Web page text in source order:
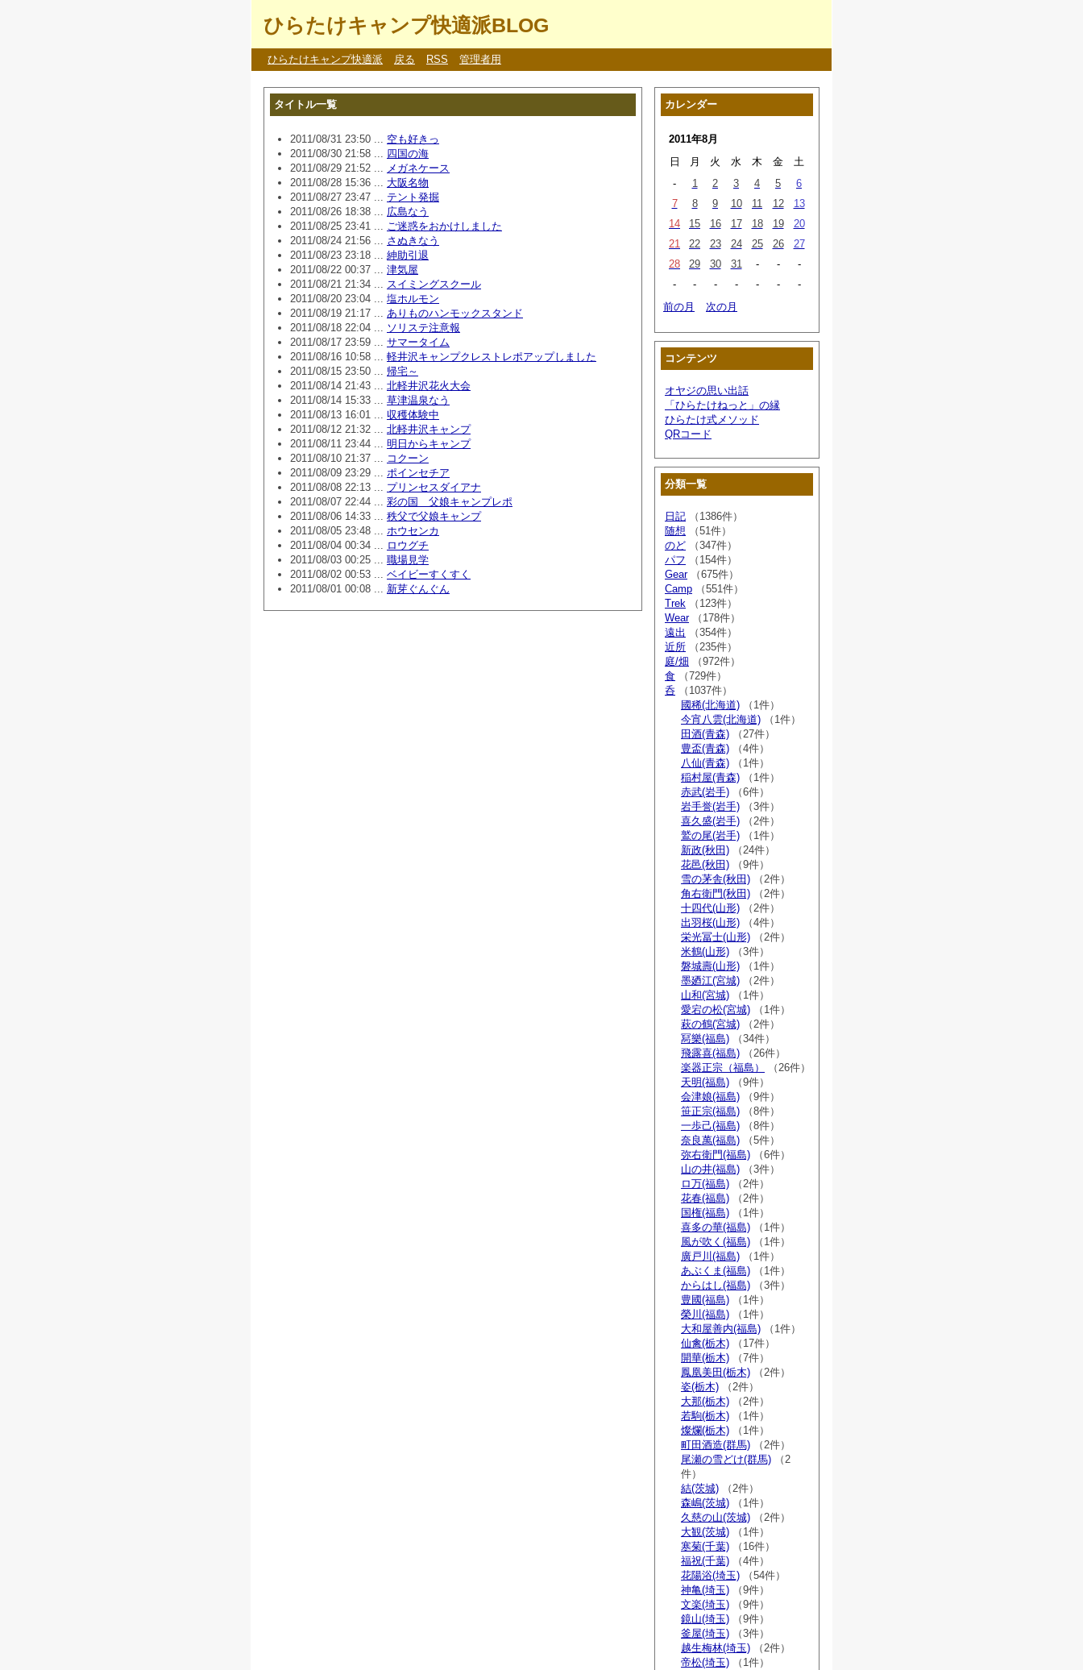
ひらたけキャンプ快適派BLOG
ひらたけキャンプ快適派 戻る RSS 管理者用
タイトル一覧
2011/08/31 23:50 ... 空も好きっ
2011/08/30 21:58 ... 四国の海
2011/08/29 21:52 ... メガネケース
2011/08/28 15:36 ... 大阪名物
2011/08/27 23:47 ... テント発掘
2011/08/26 18:38 ... 広島なう
2011/08/25 23:41 ... ご迷惑をおかけしました
2011/08/24 21:56 ... さぬきなう
2011/08/23 23:18 ... 紳助引退
2011/08/22 00:37 ... 津気屋
2011/08/21 21:34 ... スイミングスクール
2011/08/20 23:04 ... 塩ホルモン
2011/08/19 21:17 ... ありものハンモックスタンド
2011/08/18 22:04 ... ソリステ注意報
2011/08/17 23:59 ... サマータイム
2011/08/16 10:58 ... 軽井沢キャンプクレストレポアップしました
2011/08/15 23:50 ... 帰宅～
2011/08/14 21:43 ... 北軽井沢花火大会
2011/08/14 15:33 ... 草津温泉なう
2011/08/13 16:01 ... 収穫体験中
2011/08/12 21:32 ... 北軽井沢キャンプ
2011/08/11 23:44 ... 明日からキャンプ
2011/08/10 21:37 ... コクーン
2011/08/09 23:29 ... ポインセチア
2011/08/08 22:13 ... プリンセスダイアナ
2011/08/07 22:44 ... 彩の国 父娘キャンプレポ
2011/08/06 14:33 ... 秩父で父娘キャンプ
2011/08/05 23:48 ... ホウセンカ
2011/08/04 00:34 ... ロウグチ
2011/08/03 00:25 ... 職場見学
2011/08/02 00:53 ... ベイビーすくすく
2011/08/01 00:08 ... 新芽ぐんぐん
カレンダー
2011年8月
日
月 火 水 木 金
土
-
1 2 3 4 5
6
7
8 9 10 11 12
13
14
15 16 17 18 19
20
21
22 23 24 25 26
27
28
29 30 31 - -
-
-
- - - - -
-
前の月
次の月
コンテンツ
オヤジの思い出話
「ひらたけねっと」の縁
ひらたけ式メソッド
QRコード
分類一覧
日記 （1386件）
随想 （51件）
のど （347件）
パフ （154件）
Gear（675件）
Camp （551件）
Trek （123件）
Wear（178件）
遠出
（354件）
近所 （235件）
庭/畑 （972件）
食 （729件）
呑 （1037件）
國稀(北海道) （1件）
今宵八雲(北海道) （1件）
田酒(青森) （27件）
豊盃(青森) （4件）
八仙(青森) （1件）
稲村屋(青森) （1件）
赤武(岩手) （6件）
岩手誉(岩手) （3件）
喜久盛(岩手) （2件）
鷲の尾(岩手) （1件）
新政(秋田) （24件）
花邑(秋田) （9件）
雪の茅舎(秋田) （2件）
角右衛門(秋田) （2件）
十四代(山形) （2件）
出羽桜(山形) （4件）
栄光冨士(山形) （2件）
米鶴(山形) （3件）
磐城壽(山形) （1件）
墨廼江(宮城) （2件）
山和(宮城) （1件）
愛宕の松(宮城) （1件）
萩の鶴(宮城) （2件）
冩樂(福島) （34件）
飛露喜(福島) （26件）
楽器正宗（福島）
（26件）
天明(福島) （9件）
会津娘(福島) （9件）
笹正宗(福島) （8件）
一歩己(福島) （8件）
奈良萬(福島) （5件）
弥右衛門(福島) （6件）
山の井(福島) （3件）
ロ万(福島) （2件）
花春(福島) （2件）
国権(福島) （1件）
喜多の華(福島) （1件）
風が吹く(福島) （1件）
廣戸川(福島) （1件）
あぶくま(福島) （1件）
からはし(福島) （3件）
豊國(福島) （1件）
榮川(福島) （1件）
大和屋善内(福島) （1件）
仙禽(栃木) （17件）
開華(栃木) （7件）
鳳凰美田(栃木) （2件）
姿(栃木) （2件）
大那(栃木) （2件）
若駒(栃木) （1件）
燦爛(栃木) （1件）
町田酒造(群馬) （2件）
尾瀬の雪どけ(群馬) （2
件）
結(茨城) （2件）
森嶋(茨城) （1件）
久慈の山(茨城) （2件）
大観(茨城) （1件）
寒菊(千葉) （16件）
福祝(千葉) （4件）
花陽浴(埼玉) （54件）
神亀(埼玉) （9件）
文楽(埼玉) （9件）
鏡山(埼玉) （9件）
釜屋(埼玉) （3件）
越生梅林(埼玉) （2件）
帝松(埼玉) （1件）